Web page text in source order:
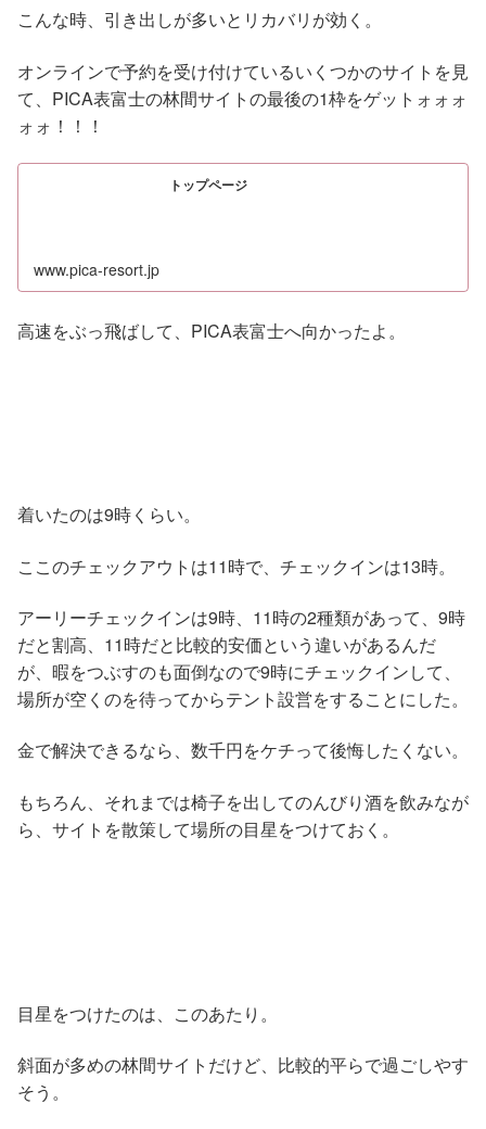
こんな時、引き出しが多いとリカバリが効く。
オンラインで予約を受け付けているいくつかのサイトを見
て、PICA表富士の林間サイトの最後の1枠をゲットォォォ
ォォ！！！
トップページ
www.pica-resort.jp
高速をぶっ飛ばして、PICA表富士へ向かったよ。
着いたのは9時くらい。
ここのチェックアウトは11時で、チェックインは13時。
アーリーチェックインは9時、11時の2種類があって、9時
だと割高、11時だと比較的安価という違いがあるんだ
が、暇をつぶすのも面倒なので9時にチェックインして、
場所が空くのを待ってからテント設営をすることにした。
金で解決できるなら、数千円をケチって後悔したくない。
もちろん、それまでは椅子を出してのんびり酒を飲みなが
ら、サイトを散策して場所の目星をつけておく。
目星をつけたのは、このあたり。
斜面が多めの林間サイトだけど、比較的平らで過ごしやす
そう。